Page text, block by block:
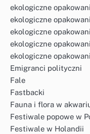
ekologiczne
ekologiczne
ekologiczne
ekologiczne
ekologiczne
Emigranci polityczni
Fale
Fastbacki
Fauna i flora w
Festiwale popowe w
Festiwale w Holandii